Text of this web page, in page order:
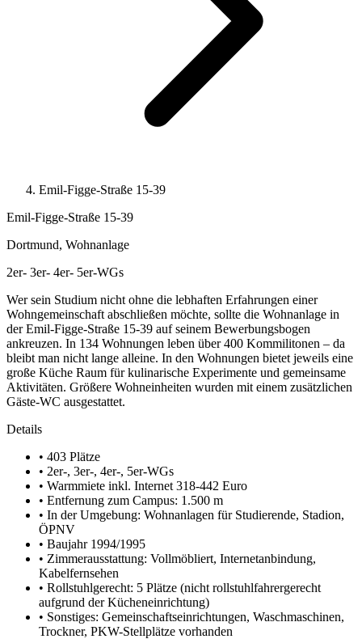
Emil-Figge-Straße 15-39
Emil-Figge-Straße 15-39
Dortmund, Wohnanlage
2er- 3er- 4er- 5er-WGs
Wer sein Studium nicht ohne die lebhaften Erfahrungen einer
Wohngemeinschaft abschließen möchte, sollte die Wohnanlage in
der Emil-Figge-Straße 15-39 auf seinem Bewerbungsbogen
ankreuzen. In 134 Wohnungen leben über 400 Kommilitonen – da
bleibt man nicht lange alleine. In den Wohnungen bietet jeweils eine
große Küche Raum für kulinarische Experimente und gemeinsame
Aktivitäten. Größere Wohneinheiten wurden mit einem zusätzlichen
Gäste-WC ausgestattet.
Details
• 403 Plätze
• 2er-, 3er-, 4er-, 5er-WGs
• Warmmiete inkl. Internet 318-442 Euro
• Entfernung zum Campus: 1.500 m
• In der Umgebung: Wohnanlagen für Studierende, Stadion,
ÖPNV
• Baujahr 1994/1995
• Zimmerausstattung: Vollmöbliert, Internetanbindung,
Kabelfernsehen
• Rollstuhlgerecht: 5 Plätze (nicht rollstuhlfahrergerecht
aufgrund der Kücheneinrichtung)
• Sonstiges: Gemeinschaftseinrichtungen, Waschmaschinen,
Trockner, PKW-Stellplätze vorhanden